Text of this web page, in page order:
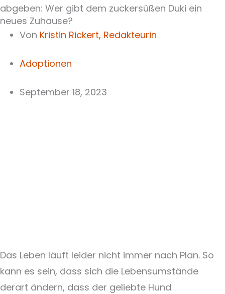
abgeben: Wer gibt dem zuckersüßen Duki ein
neues Zuhause?
Von Kristin Rickert, Redakteurin
Adoptionen
September 18, 2023
Das Leben läuft leider nicht immer nach Plan. So
kann es sein, dass sich die Lebensumstände
derart ändern, dass der geliebte Hund